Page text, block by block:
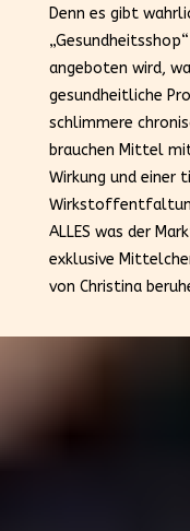
Denn es gibt
angeboten wird,
gesundheitliche
schlimmere
brauchen Mittel
Wirkung und einer
ALLES was der
exklusive
von Christina